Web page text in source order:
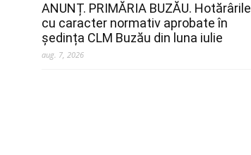
ANUNȚ. PRIMĂRIA BUZĂU. Hotărârile
cu caracter normativ aprobate în
ședința CLM Buzău din luna iulie
aug. 7, 2026